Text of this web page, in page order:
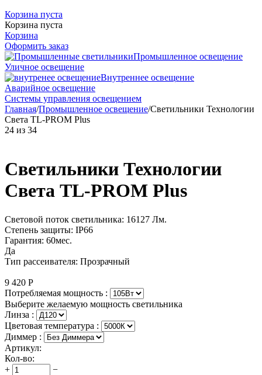
Корзина пуста
Корзина пуста
Корзина
Оформить заказ
Промышленное освещение
Уличное освещение
Внутреннее освещение
Аварийное освещение
Системы управления освещением
Главная/Промышленное освещение/Светильники Технологии
Света TL-PROM Plus
24 из 34
Светильники Технологии
Света TL-PROM Plus
Световой поток светильника: 16127 Лм.
Степень защиты: IP66
Гарантия: 60мес.
Да
Тип рассеивателя: Прозрачный
9 420 Р
Потребляемая мощность :
Выберите желаемую мощность светильника
Линза :
Цветовая температура :
Диммер :
Артикул:
Кол-во:
+
−